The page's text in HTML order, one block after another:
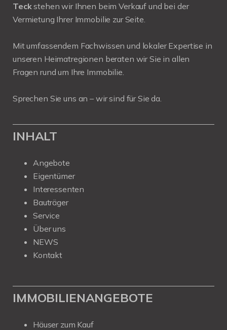
Teckstehen wir Ihnen beim Verkauf und bei der
Vermietung Ihrer Immobilie zur Seite.
Mit umfassendem Fachwissen und lokaler Expertise in
unseren Heimatregionen beraten wir Sie in allen
Fragen rund um Ihre Immobilie.
Sprechen Sie uns an – wir sind für Sie da.
INHALT
Angebote
Eigentümer
Interessenten
Bauträger
Service
Über uns
NEWS
Kontakt
IMMOBILIENANGEBOTE
Häuser zum Kauf